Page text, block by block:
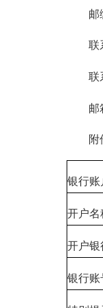
邮编
联系
联系
邮箱
附件
银行账
开户名
开户银
银行账